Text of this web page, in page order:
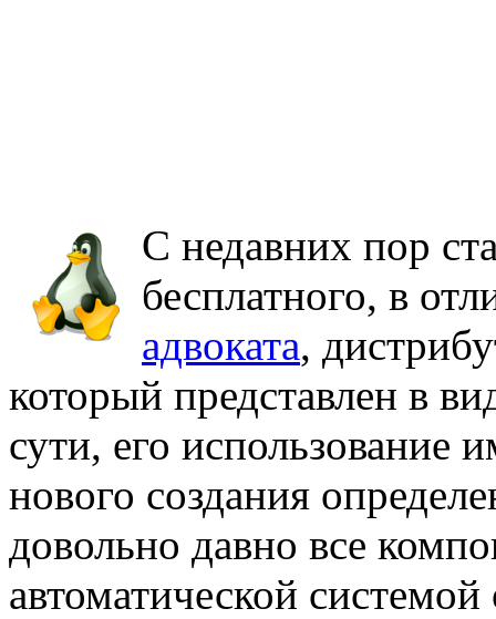
С недавних пор
бесплатного, в
адвоката,
который представлен в
сути, его использование
нового создания
довольно давно все
автоматической